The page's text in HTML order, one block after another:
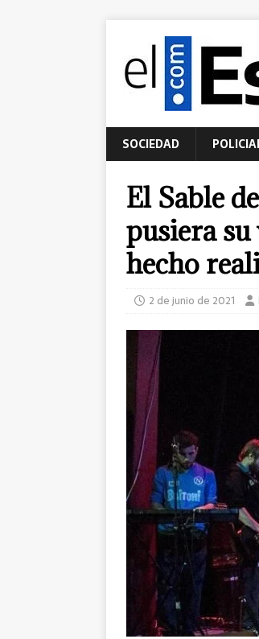
SOCIEDAD
El Sable
pusiera su
hecho
2 de junio de 2021